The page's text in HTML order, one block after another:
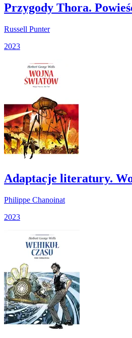
Przygody Thora.
Russell Punter
2023
Adaptacje literatury.
Philippe Chanoinat
2023